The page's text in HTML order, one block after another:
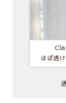
ほぼ透